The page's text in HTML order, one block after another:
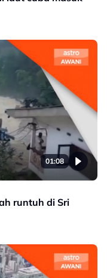
01:08
runtuh di Sri